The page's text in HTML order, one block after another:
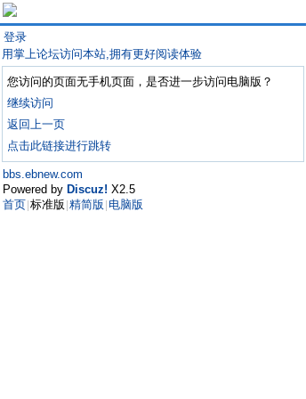
登录
用掌上论坛访问本站,拥有更好阅读体验
您访问的页面无手机页面，是否进一步访问电脑版？
继续访问
返回上一页
点击此链接进行跳转
bbs.ebnew.com
Powered by Discuz! X2.5
首页 标准版 精简版 电脑版